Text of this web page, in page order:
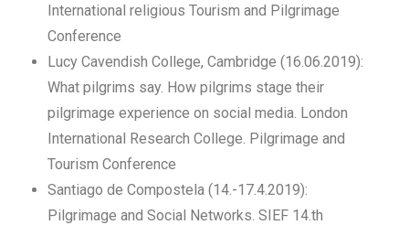
International religious Tourism and Pilgrimage
Conference
Lucy Cavendish College, Cambridge (16.06.2019):
What pilgrims say. How pilgrims stage their
pilgrimage experience on social media. London
International Research College. Pilgrimage and
Tourism Conference
Santiago de Compostela (14.-17.4.2019):
Pilgrimage and Social Networks. SIEF 14.th